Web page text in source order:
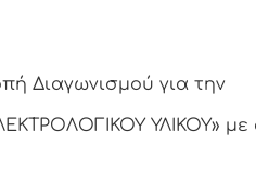
Διαγωνισμού για την
ΥΛΙΚΟΥ» με